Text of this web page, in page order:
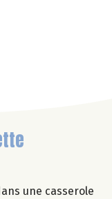
une casserole